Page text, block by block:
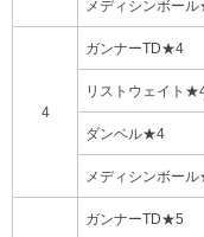
メディシンボー
4
ガンナーTD★4
リストウェイト
ダンベル★4
メディシンボー
ガンナーTD★5